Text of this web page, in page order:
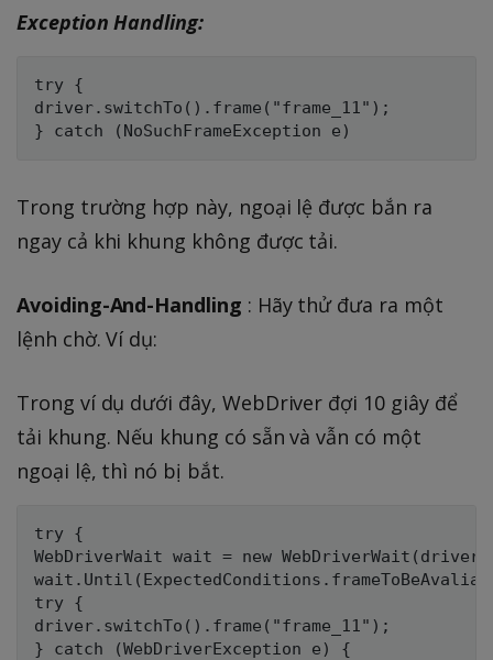
Exception Handling:
try {
driver.switchTo().frame("frame_11");
Trong trường hợp này, ngoại lệ được bắn ra
ngay cả khi khung không được tải.
Avoiding-And-Handling : Hãy thử đưa ra một
lệnh chờ. Ví dụ:
Trong ví dụ dưới đây, WebDriver đợi 10 giây để
tải khung. Nếu khung có sẵn và vẫn có một
ngoại lệ, thì nó bị bắt.
try {
WebDriverWait wait = new WebDriverWait(driver,
try {
driver.switchTo().frame("frame_11");
} catch (WebDriverException e) {